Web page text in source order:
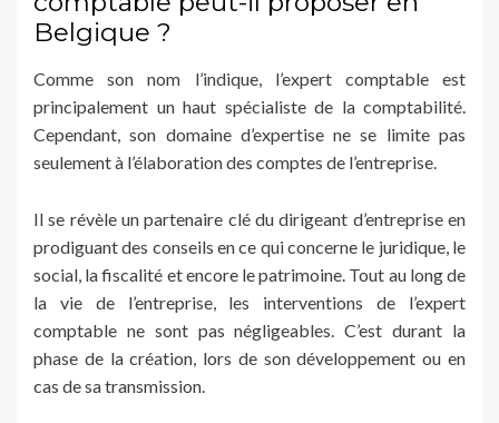
Belgique ?
Comme son nom l’indique, l’expert comptable est
principalement un haut spécialiste de la comptabilité.
Cependant, son domaine d’expertise ne se limite pas
seulement à l’élaboration des comptes de l’entreprise.
Il se révèle un partenaire clé du dirigeant d’entreprise en
prodiguant des conseils en ce qui concerne le juridique, le
social, la fiscalité et encore le patrimoine. Tout au long de
la vie de l’entreprise, les interventions de l’expert
comptable ne sont pas négligeables. C’est durant la
phase de la création, lors de son développement ou en
cas de sa transmission.